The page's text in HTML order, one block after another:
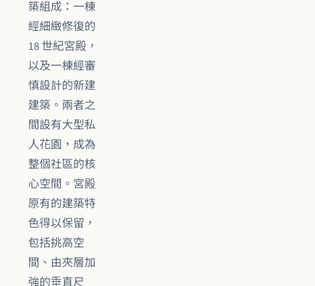
築組成：一棟
經細緻修復的
18 世紀宮殿，
以及一棟經審
慎設計的新建
建築。兩者之
間設有大型私
人花園，成為
整個社區的核
心空間。宮殿
原有的建築特
色得以保留，
包括挑高空
間、由夾層加
強的垂直尺